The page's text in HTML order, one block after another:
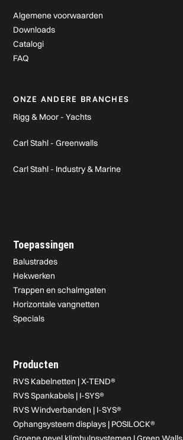
Algemene voorwaarden
Downloads
Catalogi
FAQ
ONZE ANDERE BRANCHES
Rigg & Moor - Yachts
Carl Stahl - Greenwalls
Carl Stahl - Industry & Marine
Toepassingen
Balustrades
Hekwerken
Trappen en schalmgaten
Horizontale vangnetten
Specials
Producten
RVS Kabelnetten | X-TEND®
RVS Spankabels | I-SYS®
RVS Windverbanden | I-SYS®
Ophangsysteem displays | POSILOCK®